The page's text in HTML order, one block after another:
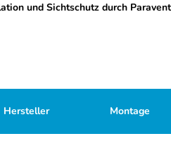
und Sichtschutz durch
Hersteller Montage